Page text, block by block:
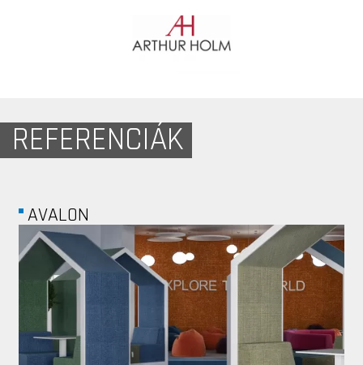
REFERENCIÁK
WHB